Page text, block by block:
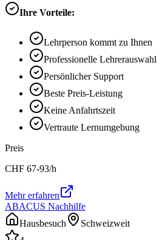
Ihre Vorteile:
Lehrperson kommt zu Ihnen
Professionelle Lehrerauswahl
Persönlicher Support
Beste Preis-Leistung
Keine Anfahrtszeit
Vertraute Lernumgebung
Preis
CHF 67-93/h
Mehr erfahren
ABACUS Nachhilfe
Hausbesuch
Schweizweit